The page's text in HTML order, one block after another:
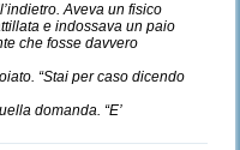
Aveva un fisico
e indossava un paio
che fosse davvero
“Stai per caso dicendo
domanda. “E’